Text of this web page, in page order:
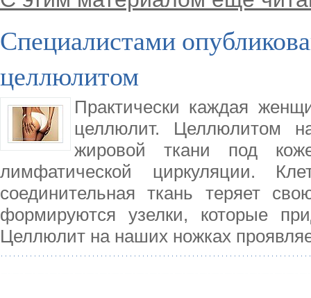
Специалистами
целлюлитом
Практически каждая
целлюлит. Целлюлитом
жировой ткани под
лимфатической циркуляции.
соединительная ткань теряет
формируются узелки, которые
Целлюлит на наших ножках